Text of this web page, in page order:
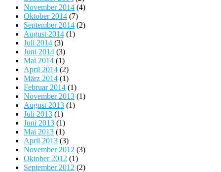
November 2014 (4)
Oktober 2014 (7)
September 2014 (2)
August 2014 (1)
Juli 2014 (3)
Juni 2014 (3)
Mai 2014 (1)
April 2014 (2)
März 2014 (1)
Februar 2014 (1)
November 2013 (1)
August 2013 (1)
Juli 2013 (1)
Juni 2013 (1)
Mai 2013 (1)
April 2013 (3)
November 2012 (3)
Oktober 2012 (1)
September 2012 (2)